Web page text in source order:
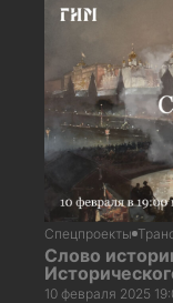
Спецпроекты
Слово
10 февраля 2025